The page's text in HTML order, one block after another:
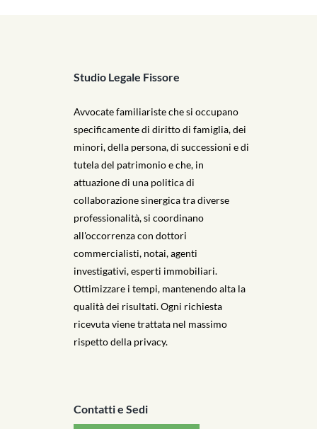
Studio Legale Fissore
Avvocate familiariste che si occupano
specificamente di diritto di famiglia, dei
minori, della persona, di successioni e di
tutela del patrimonio e che, in
attuazione di una politica di
collaborazione sinergica tra diverse
professionalità, si coordinano
all'occorrenza con dottori
commercialisti, notai, agenti
investigativi, esperti immobiliari.
Ottimizzare i tempi, mantenendo alta la
qualità dei risultati. Ogni richiesta
ricevuta viene trattata nel massimo
rispetto della privacy.
Contatti e Sedi